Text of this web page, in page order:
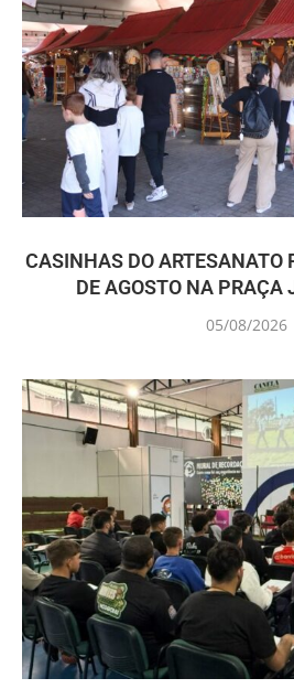
CASINHAS DO ARTESANATO
DE AGOSTO NA PRAÇA
05/08/2026